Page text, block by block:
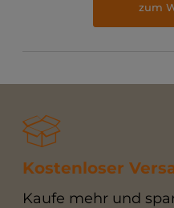
zum
Kostenloser
Kaufe mehr und